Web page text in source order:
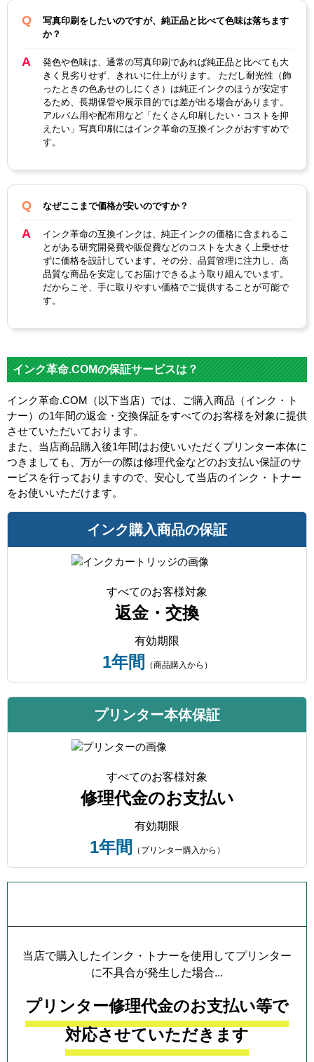
写真印刷をしたいのですが、純正品と比べて色味は落ちます
か？
発色や色味は、通常の写真印刷であれば純正品と比べても大
きく見劣りせず、きれいに仕上がります。 ただし耐光性（飾
ったときの色あせのしにくさ）は純正インクのほうが安定す
るため、長期保管や展示目的では差が出る場合があります。
アルバム用や配布用など「たくさん印刷したい・コストを抑
えたい」写真印刷にはインク革命の互換インクがおすすめで
す。
なぜここまで価格が安いのですか？
インク革命の互換インクは、純正インクの価格に含まれるこ
とがある研究開発費や販促費などのコストを大きく上乗せせ
ずに価格を設計しています。その分、品質管理に注力し、高
品質な商品を安定してお届けできるよう取り組んでいます。
だからこそ、手に取りやすい価格でご提供することが可能で
す。
インク革命.COMの保証サービスは？
インク革命.COM（以下当店）では、ご購入商品（インク・ト
ナー）の1年間の返金・交換保証をすべてのお客様を対象に提供
させていただいております。
また、当店商品購入後1年間はお使いいただくプリンター本体に
つきましても、万が一の際は修理代金などのお支払い保証のサ
ービスを行っておりますので、安心して当店のインク・トナー
をお使いいただけます。
インク購入商品の保証
すべてのお客様対象
返金・交換
有効期限
1年間 （商品購入から）
プリンター本体保証
すべてのお客様対象
修理代金のお支払い
有効期限
1年間 （プリンター購入から）
当店で購入したインク・トナーを使用してプリンター
に不具合が発生した場合...
プリンター修理代金のお支払い等で
対応させていただきます